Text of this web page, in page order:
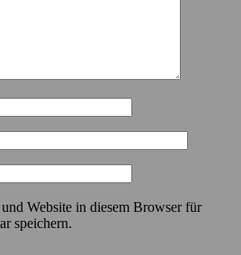
Website in diesem Browser für
speichern.